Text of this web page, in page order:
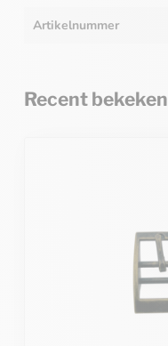
Artikelnummer
Recent bekeken